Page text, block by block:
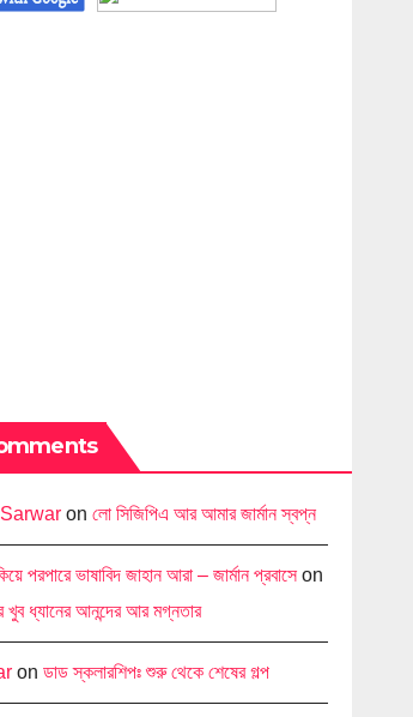
onলো সিজিপিএ আর আমার জার্মান স্বপ্ন
পরপারে ভাষাবিদ জাহান আরা – জার্মান প্রবাসেon
খুব ধ্যানের আনন্দের আর মগ্নতার
onডাড স্কলারশিপঃ শুরু থেকে শেষের গল্প